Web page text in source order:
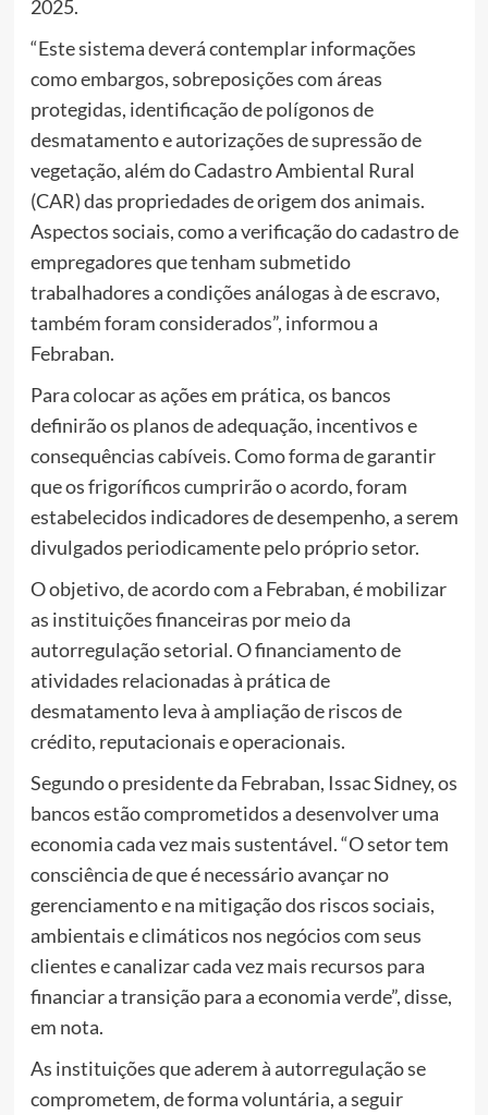
2025.
“Este sistema deverá contemplar informações
como embargos, sobreposições com áreas
protegidas, identificação de polígonos de
desmatamento e autorizações de supressão de
vegetação, além do Cadastro Ambiental Rural
(CAR) das propriedades de origem dos animais.
Aspectos sociais, como a verificação do cadastro de
empregadores que tenham submetido
trabalhadores a condições análogas à de escravo,
também foram considerados”, informou a
Febraban.
Para colocar as ações em prática, os bancos
definirão os planos de adequação, incentivos e
consequências cabíveis. Como forma de garantir
que os frigoríficos cumprirão o acordo, foram
estabelecidos indicadores de desempenho, a serem
divulgados periodicamente pelo próprio setor.
O objetivo, de acordo com a Febraban, é mobilizar
as instituições financeiras por meio da
autorregulação setorial. O financiamento de
atividades relacionadas à prática de
desmatamento leva à ampliação de riscos de
crédito, reputacionais e operacionais.
Segundo o presidente da Febraban, Issac Sidney, os
bancos estão comprometidos a desenvolver uma
economia cada vez mais sustentável. “O setor tem
consciência de que é necessário avançar no
gerenciamento e na mitigação dos riscos sociais,
ambientais e climáticos nos negócios com seus
clientes e canalizar cada vez mais recursos para
financiar a transição para a economia verde”, disse,
em nota.
As instituições que aderem à autorregulação se
comprometem, de forma voluntária, a seguir